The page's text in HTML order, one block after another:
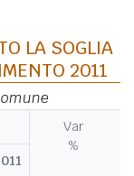
LA SOGLIA
2011
Var
%